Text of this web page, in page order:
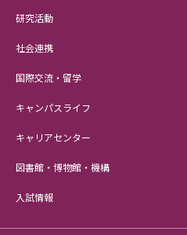
研究活動
社会連携
国際交流・留学
キャンパスライフ
キャリアセンター
図書館・博物館・機構
入試情報